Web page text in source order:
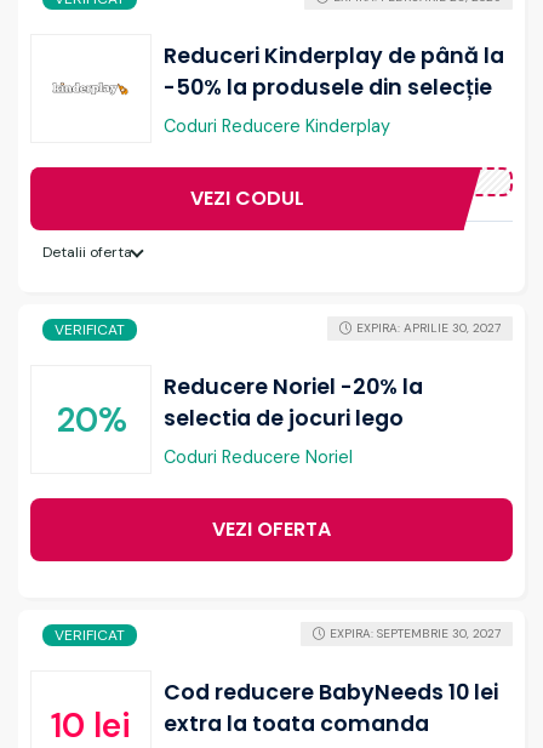
Reduceri Kinderplay de până la
-50% la produsele din selecție
Coduri Reducere Kinderplay
VEZI CODUL
Detalii oferta
VERIFICAT
20%
Reducere Noriel -20% la
selectia de jocuri lego
Coduri Reducere Noriel
EXPIRA: APRILIE 30, 2027
VEZI OFERTA
VERIFICAT
10 lei
Cod reducere BabyNeeds 10 lei
extra la toata comanda
EXPIRA: SEPTEMBRIE 30, 2027